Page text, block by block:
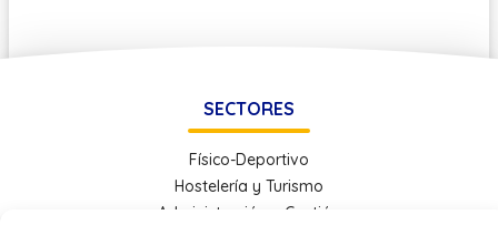
SECTORES
Físico-Deportivo
Hostelería y Turismo
Administración y Gestión